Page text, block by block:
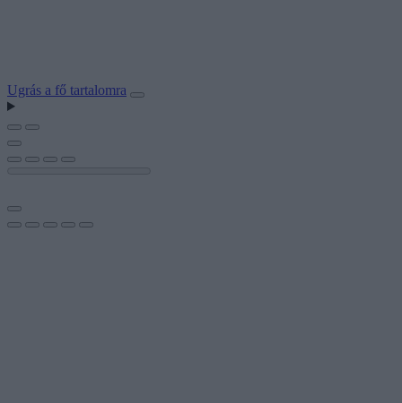
Ugrás a fő tartalomra